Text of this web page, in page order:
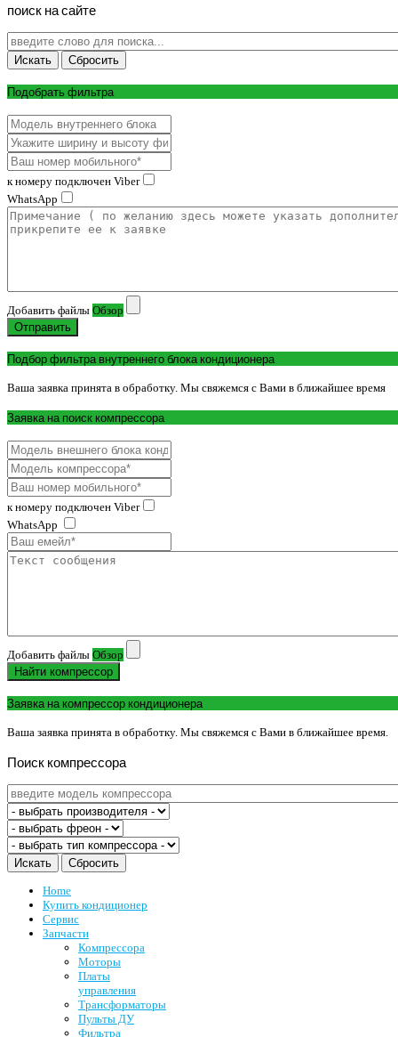
поиск насайте
Подобрать фильтра
к номеру подключен Viber
WhatsApp
Добавить файлы Обзор
Отправить
Подбор фильтра внутреннего блока кондиционера
Ваша заявка принята в обработку. Мы свяжемся с Вами в ближайшее время
Заявка на поиск компрессора
к номеру подключен Viber
WhatsApp
Добавить файлы Обзор
Найти компрессор
Заявка на компрессор кондиционера
Ваша заявка принята в обработку. Мы свяжемся с Вами в ближайшее время.
Поиск компрессора
Home
Купить кондиционер
Сервис
Запчасти
Компрессора
Моторы
Платы
управления
Трансформаторы
Пульты ДУ
Фильтра